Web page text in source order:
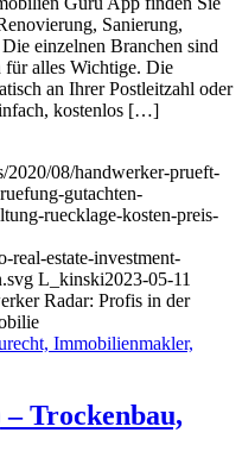
Sanierung,
einzelnen Branchen sind
für alles Wichtige. Die
an Ihrer Postleitzahl oder
kostenlos […]
2020/08/handwerker-prueft-
gutachten-
ruecklage-kosten-preis-
real-estate-investment-
L_kinski2023-05-11
Radar: Profis in der
Trockenbau,